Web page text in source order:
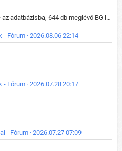
149 új BG lap került be az adatbázisba, 644 db meglévő BG lap módosult, bekerültek az új képek a megváltozott lapokhoz is.
Fórum · 2026.08.06 22:14
Fórum · 2026.07.28 20:17
- Fórum · 2026.07.27 07:09